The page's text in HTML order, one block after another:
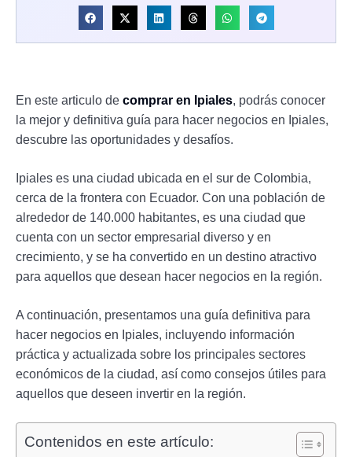
En este articulo de comprar en Ipiales, podrás conocer
la mejor y definitiva guía para hacer negocios en Ipiales,
descubre las oportunidades y desafíos.
Ipiales es una ciudad ubicada en el sur de Colombia,
cerca de la frontera con Ecuador. Con una población de
alrededor de 140.000 habitantes, es una ciudad que
cuenta con un sector empresarial diverso y en
crecimiento, y se ha convertido en un destino atractivo
para aquellos que desean hacer negocios en la región.
A continuación, presentamos una guía definitiva para
hacer negocios en Ipiales, incluyendo información
práctica y actualizada sobre los principales sectores
económicos de la ciudad, así como consejos útiles para
aquellos que deseen invertir en la región.
Contenidos en este artículo: